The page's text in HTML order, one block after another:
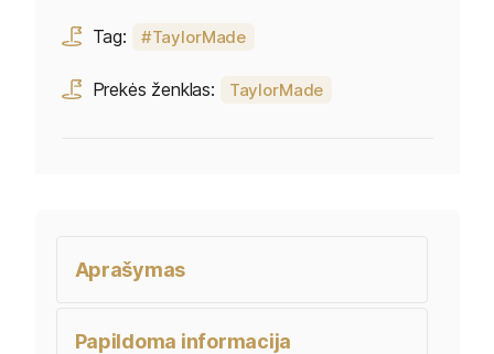
Tag: TaylorMade
Prekės ženklas: TaylorMade
Aprašymas
Papildoma informacija